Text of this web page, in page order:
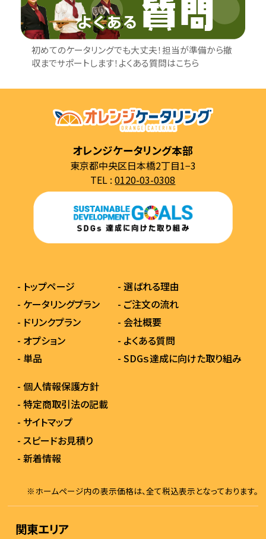
初めてのケータリングでも大丈夫！担当が準備から撤
収までサポートします！よくある質問はこちら
オレンジケータリング本部
東京都中央区日本橋2丁目1−3
TEL :0120-03-0308
- トップページ
- ケータリングプラン
- ドリンクプラン
- オプション
- 単品
- 選ばれる理由
- ご注文の流れ
- 会社概要
- よくある質問
- SDGｓ達成に向けた取り組み
- 個人情報保護方針
- 特定商取引法の記載
- サイトマップ
- スピードお見積り
- 新着情報
※ホームページ内の表示価格は、全て税込表示となっております。
関東エリア